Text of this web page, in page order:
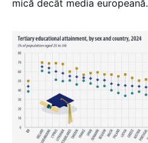
mică decât media europeană.